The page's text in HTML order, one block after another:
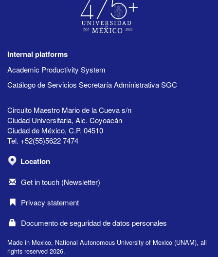
Internal platforms
Academic Productivity System
Catálogo de Servicios Secretaría Administrativa SGC
Circuito Maestro Mario de la Cueva s/n
Ciudad Universitaria, Alc. Coyoacán
Ciudad de México, C.P. 04510
Tel. +52(55)5622 7474
Location
Get in touch (Newsletter)
Privacy statement
Documento de seguridad de datos personales
Made in Mexico, National Autonomous University of Mexico (UNAM), all
rights reserved 2026.